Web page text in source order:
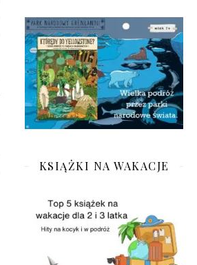
KSIĄŻKI NA WAKACJE